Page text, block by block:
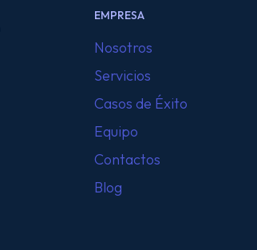
EMPRESA
Nosotros
Servicios
Casos de Éxito
Equipo
Contactos
Blog